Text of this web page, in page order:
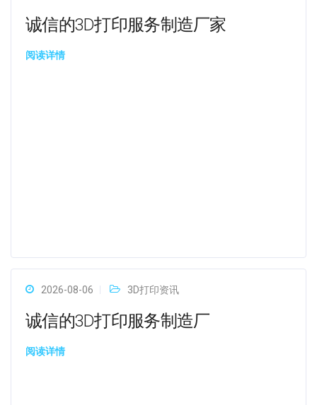
诚信的3D打印服务制造厂家
阅读详情
2026-08-06 3D打印资讯
诚信的3D打印服务制造厂
阅读详情